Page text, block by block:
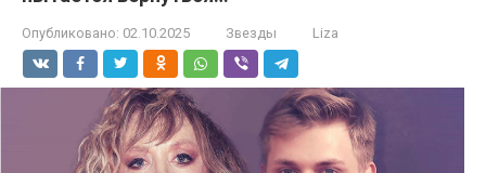
Опубликовано: 02.10.2025 Звезды Liza